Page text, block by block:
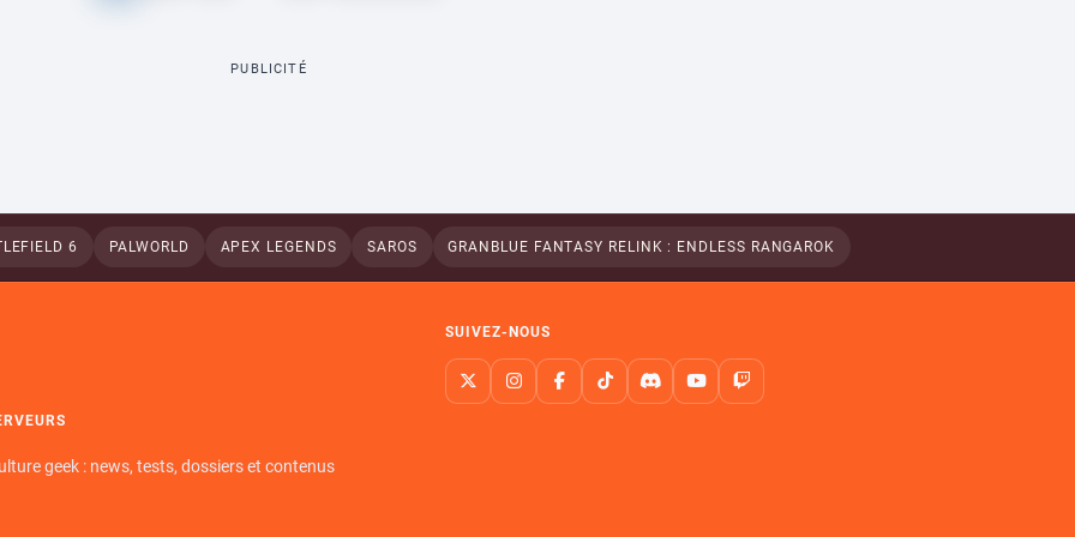
PUBLICITÉ
6 PALWORLD APEX LEGENDS SAROS GRANBLUE FANTASY RELINK : ENDLESS RANGAROK
geek : news, tests, dossiers et contenus
SUIVEZ-NOUS